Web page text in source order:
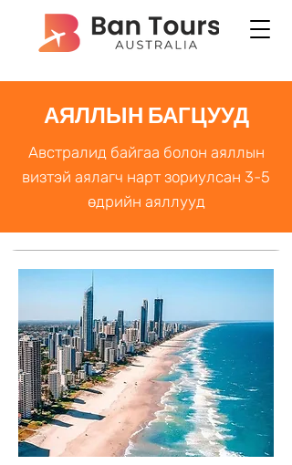
АЯЛЛЫН БАГЦУУД
Австралид байгаа болон аяллын
визтэй аялагч нарт зориулсан 3-5
өдрийн аяллууд